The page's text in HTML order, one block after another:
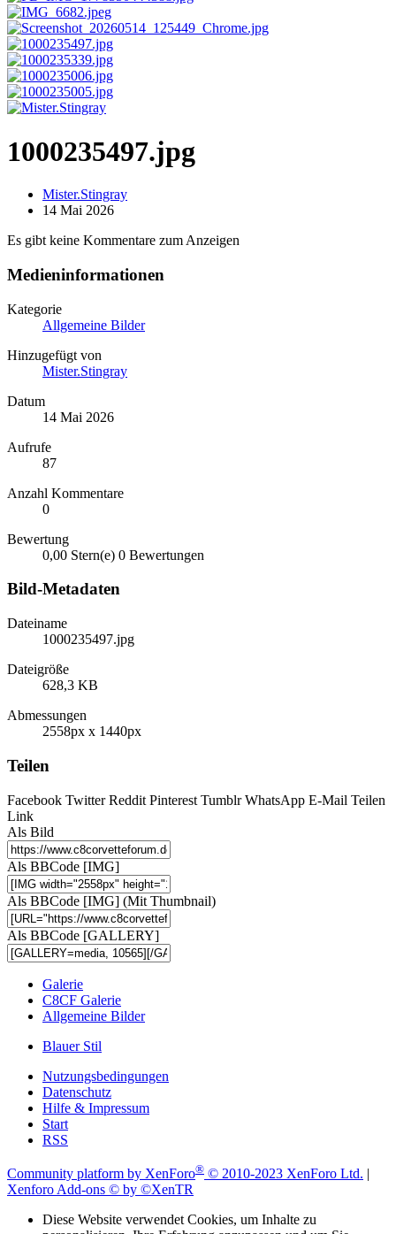
1000235497.jpg
Mister.Stingray
14 Mai 2026
Es gibt keine Kommentare zum Anzeigen
Medieninformationen
Kategorie
Allgemeine Bilder
Hinzugefügt von
Mister.Stingray
Datum
14 Mai 2026
Aufrufe
87
Anzahl Kommentare
0
Bewertung
0,00 Stern(e) 0 Bewertungen
Bild-Metadaten
Dateiname
1000235497.jpg
Dateigröße
628,3 KB
Abmessungen
2558px x 1440px
Teilen
Facebook Twitter Reddit Pinterest Tumblr WhatsApp E-Mail Teilen
Link
Als Bild
Als BBCode [IMG]
Als BBCode [IMG] (Mit Thumbnail)
Als BBCode [GALLERY]
Galerie
C8CF Galerie
Allgemeine Bilder
Blauer Stil
Nutzungsbedingungen
Datenschutz
Hilfe & Impressum
Start
RSS
Community platform by XenForo® © 2010-2023 XenForo Ltd. |
Xenforo Add-ons © by ©XenTR
Diese Website verwendet Cookies, um Inhalte zu